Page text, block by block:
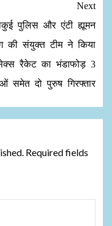
Next
पुलिस और एंटी ह्यूमन
की संयुक्त टीम ने किया
रैकेट का भंडाफोड़ 3
समेत दो पुरुष गिरफ्तार
Required fields